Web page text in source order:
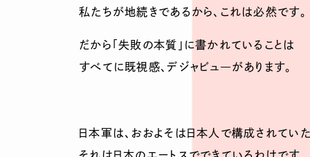
私たちが地続きであるから、これは必然です。
だから「失敗の本質」に書かれていることは
すべてに既視感、デジャビュ―があります。
日本軍は、おおよそは日本人で構成されていた
それは日本のエートスでできているわけです。